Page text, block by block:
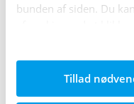
bunden af siden. Du
Tillad
Forebyggelse
Amputation vil altid